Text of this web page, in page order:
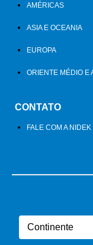
AMÉRICAS
ASIA E OCEANIA
EUROPA
ORIENTE MÉDIO E
CONTATO
FALE COM A NIDEK